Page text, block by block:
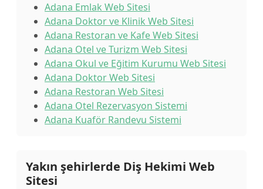
Adana Emlak Web Sitesi
Adana Doktor ve Klinik Web Sitesi
Adana Restoran ve Kafe Web Sitesi
Adana Otel ve Turizm Web Sitesi
Adana Okul ve Eğitim Kurumu Web Sitesi
Adana Doktor Web Sitesi
Adana Restoran Web Sitesi
Adana Otel Rezervasyon Sistemi
Adana Kuaför Randevu Sistemi
Yakın şehirlerde Diş Hekimi Web
Sitesi